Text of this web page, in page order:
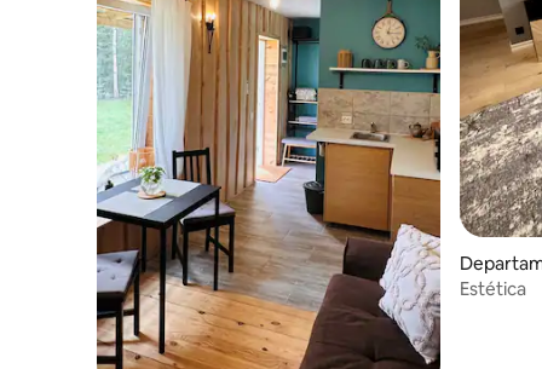
Estética